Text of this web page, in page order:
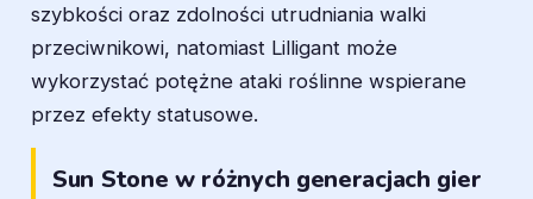
szybkości oraz zdolności utrudniania walki
przeciwnikowi, natomiast Lilligant może
wykorzystać potężne ataki roślinne wspierane
przez efekty statusowe.
Sun Stone w różnych generacjach gier